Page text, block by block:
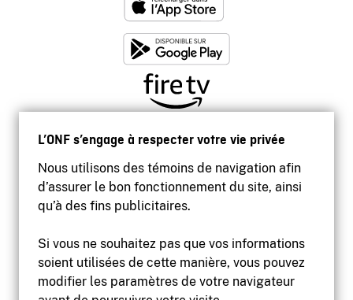
L’ONF s’engage à respecter votre vie privée
Nous utilisons des témoins de navigation afin
d’assurer le bon fonctionnement du site, ainsi
qu’à des fins publicitaires.
Si vous ne souhaitez pas que vos informations
soient utilisées de cette manière, vous pouvez
modifier les paramètres de votre navigateur
Accessibilité